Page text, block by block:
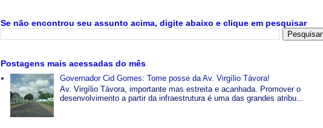
Se não encontrou seu assunto acima, digite abaixo e clique em pesquisar
Postagens mais acessadas do mês
Governador Cid Gomes: Tome posse da Av. Virgílio Távora!
Av. Virgílio Távora, importante mas estreita e acanhada. Promover o
desenvolvimento a partir da infraestrutura é uma das grandes atribu...